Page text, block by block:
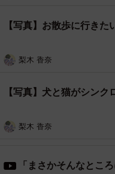
【写真】お散歩に行き
梨木 香奈
【写真】犬と猫がシン
梨木 香奈
「まさかそんなとこ